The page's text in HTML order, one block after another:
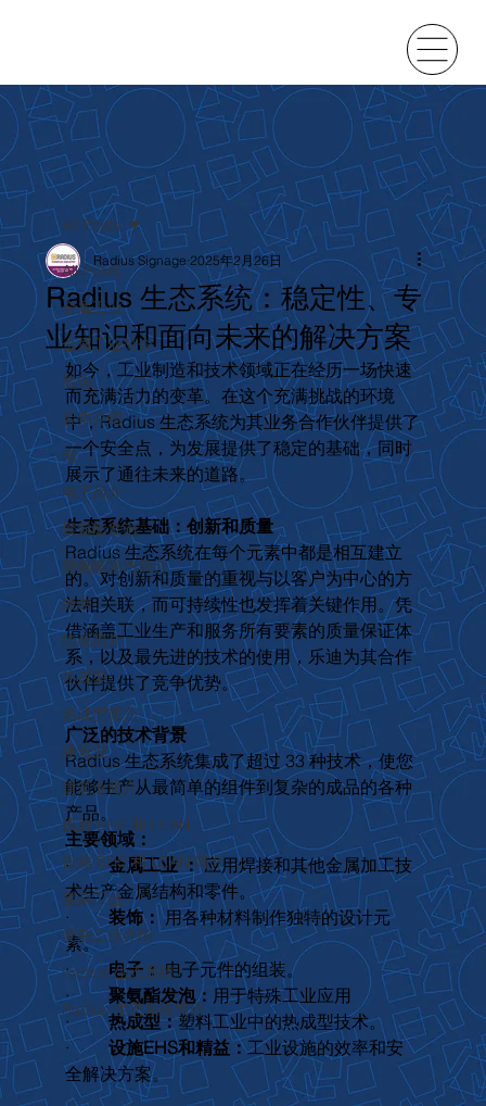
All Posts
金属工业
金属工业简介
装饰
装饰介绍
电
电子简介
聚氨酯发泡
聚氨酯发泡简介
绘画
绘画简介
热成型
热成型简介
建筑业
建筑业简介
设施 EHS 和 LEAN
设施 EHS 和 LEAN 简介
复杂工业
复杂工业介绍
Radius 生态系统
Radius 生态系统简介
All Posts
Radius 生态系统：稳定性、专
业知识和面向未来的解决方案
Radius Signage 2025年2月26日
如今，工业制造和技术领域正在经历一场快速
而充满活力的变革。在这个充满挑战的环境
中，Radius 生态系统为其业务合作伙伴提供了
一个安全点，为发展提供了稳定的基础，同时
展示了通往未来的道路。
生态系统基础：创新和质量
Radius 生态系统在每个元素中都是相互建立
的。对创新和质量的重视与以客户为中心的方
法相关联，而可持续性也发挥着关键作用。凭
借涵盖工业生产和服务所有要素的质量保证体
系，以及最先进的技术的使用，乐迪为其合作
伙伴提供了竞争优势。
广泛的技术背景
Radius 生态系统集成了超过 33 种技术，使您
能够生产从最简单的组件到复杂的成品的各种
产品。
主要领域：
· 金属工业 ： 应用焊接和其他金属加工技
术生产金属结构和零件。
· 装饰： 用各种材料制作独特的设计元
素。
· 电子： 电子元件的组装。
· 聚氨酯发泡： 用于特殊工业应用
· 热成型：塑料工业中的热成型技术。
· 设施EHS和精益：工业设施的效率和安
全解决方案。